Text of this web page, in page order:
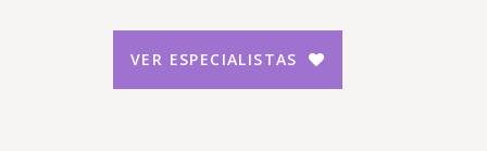
VER ESPECIALISTAS